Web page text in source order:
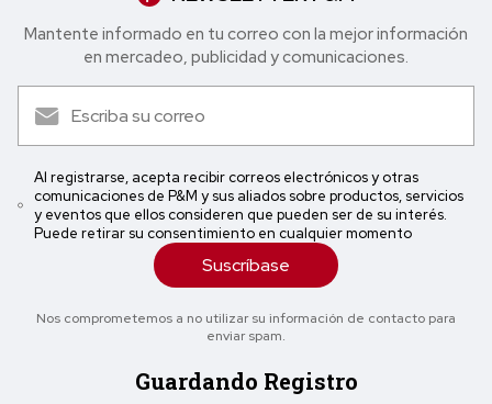
Mantente informado en tu correo con la mejor in formación
en mercadeo, publicidad y comunicaciones.
Al registrarse, acepta recibir correos electrónicos y otras
comunicaciones de P&M y sus aliados sobre productos, servicios
y eventos que ellos consideren que pueden ser de su interés.
Puede retirar su consentimiento en cualquier momento
Suscríbase
Nos comprometemos a no utilizar su información de contacto para
enviar spam.
Guardando Registro